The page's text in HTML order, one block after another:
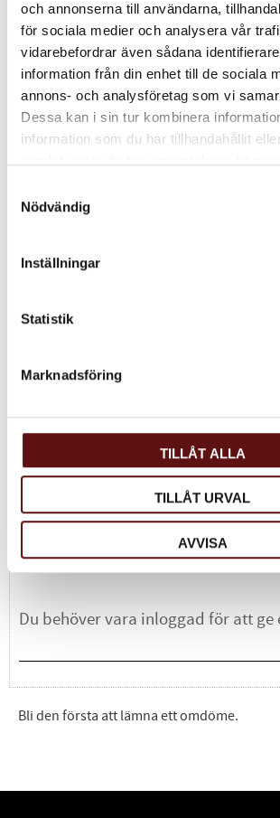
och annonserna till användarna,
för sociala medier och analysera vår
vidarebefordrar även sådana
information från din enhet till de sociala
annons- och analysföretag som vi
Dessa kan i sin tur kombinera
information som du har tillhandahållit
Nödvändig
Inställningar
Statistik
Marknadsföring
TILLÅT ALLA
TILLÅT URVAL
AVVISA
Lägg till i favoriter INFO Lägg till
Ett naturellt först klassigt
Dela med dig
Omdömen
Du
Bli den första att lämna ett omdöme.